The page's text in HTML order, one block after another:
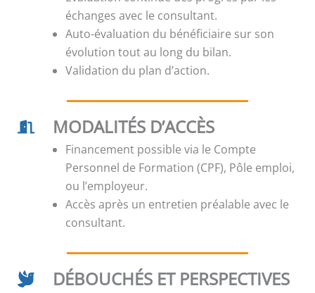
échanges avec le consultant.
Auto-évaluation du bénéficiaire sur son
évolution tout au long du bilan.
Validation du plan d’action.
MODALITÉS D’ACCÈS
Financement possible via le Compte
Personnel de Formation (CPF), Pôle emploi,
ou l’employeur.
Accès après un entretien préalable avec le
consultant.
DÉBOUCHÉS ET PERSPECTIVES